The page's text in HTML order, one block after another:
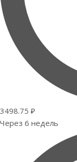
3498.75 ₽
Через 6 недель